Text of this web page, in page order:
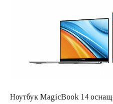
Ноутбук MagicBook 14